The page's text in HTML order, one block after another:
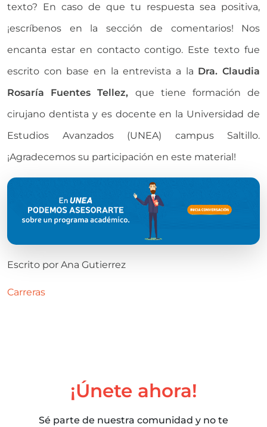
texto? En caso de que tu respuesta sea positiva,
¡escríbenos en la sección de comentarios! Nos
encanta estar en contacto contigo. Este texto fue
escrito con base en la entrevista a la Dra. Claudia
Rosaría Fuentes Tellez, que tiene formación de
cirujano dentista y es docente en la Universidad de
Estudios Avanzados (UNEA) campus Saltillo.
¡Agradecemos su participación en este material!
Escrito por Ana Gutierrez
Carreras
¡Únete ahora!
Sé parte de nuestra comunidad y no te